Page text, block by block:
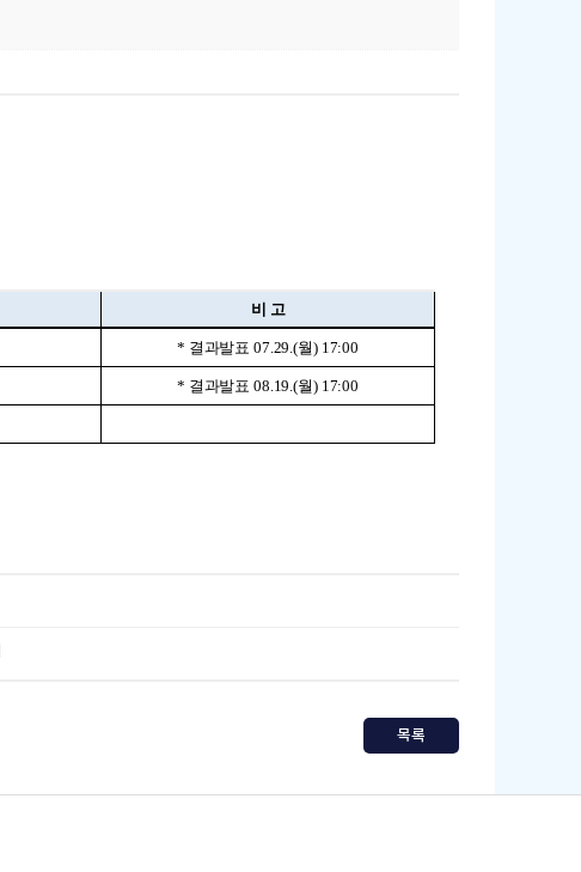
비 고
* 결과발표 07.29.(월) 17:00
* 결과발표 08.19.(월) 17:00
목록